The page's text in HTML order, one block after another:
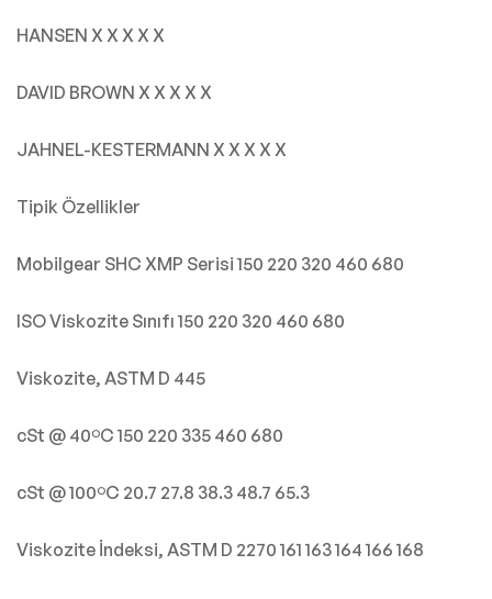
HANSEN X X X X X
DAVID BROWN X X X X X
JAHNEL-KESTERMANN X X X X X
Tipik Özellikler
Mobilgear SHC XMP Serisi 150 220 320 460 680
ISO Viskozite Sınıfı 150 220 320 460 680
Viskozite, ASTM D 445
cSt @ 40ºC 150 220 335 460 680
cSt @ 100ºC 20.7 27.8 38.3 48.7 65.3
Viskozite İndeksi, ASTM D 2270 161 163 164 166 168